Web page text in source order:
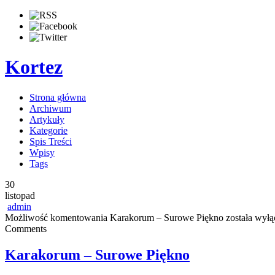
Kortez
Strona główna
Archiwum
Artykuły
Kategorie
Spis Treści
Wpisy
Tags
30
listopad
admin
Możliwość komentowania Karakorum – Surowe Piękno została
Comments
Karakorum – Surowe Piękno